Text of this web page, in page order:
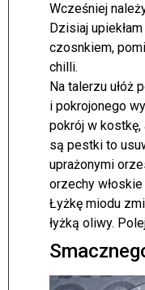
Wcześniej
Dzisiaj
czosnkiem,
chilli.
Na talerzu ułóż
i pokrojonego
pokrój w
są pestki to
uprażonymi
orzechy włoskie
Łyżkę miodu
łyżką oliwy.